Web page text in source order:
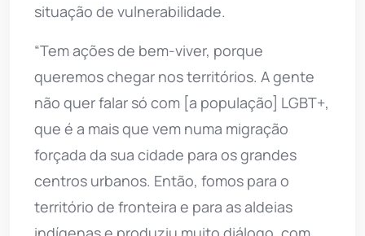
situação de vulnerabilidade.
“Tem ações de bem-viver, porque
queremos chegar nos territórios. A gente
não quer falar só com [a população] LGBT+,
que é a mais que vem numa migração
forçada da sua cidade para os grandes
centros urbanos. Então, fomos para o
território de fronteira e para as aldeias